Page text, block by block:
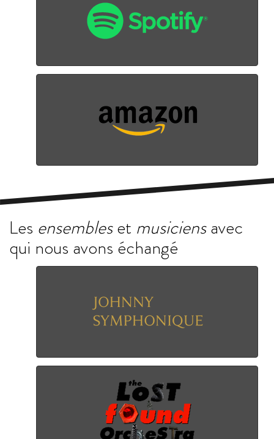
Les ensembleset musiciensavec
qui nous avons échangé